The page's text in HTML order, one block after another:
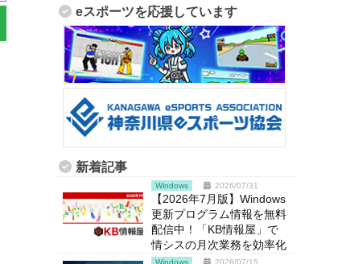
eスポーツを応援しています
新着記事
Windows 2026/07/31
【2026年7月版】Windows
更新プログラム情報を無料
配信中！「KB情報屋」で
情シスの月次業務を効率化
Windows 2026/07/15